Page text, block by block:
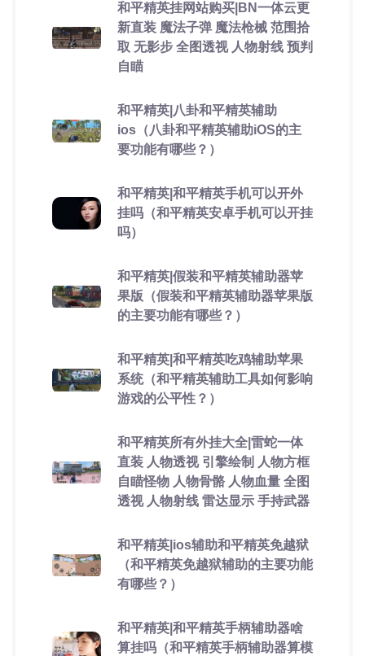
和平精英挂网站购买|BN一体云更
新直装 魔法子弹 魔法枪械 范围拾
取 无影步 全图透视 人物射线 预判
自瞄
和平精英|八卦和平精英辅助
ios（八卦和平精英辅助iOS的主
要功能有哪些？）
和平精英|和平精英手机可以开外
挂吗（和平精英安卓手机可以开挂
吗）
和平精英|假装和平精英辅助器苹
果版（假装和平精英辅助器苹果版
的主要功能有哪些？）
和平精英|和平精英吃鸡辅助苹果
系统（和平精英辅助工具如何影响
游戏的公平性？）
和平精英所有外挂大全|雷蛇一体
直装 人物透视 引擎绘制 人物方框
自瞄怪物 人物骨骼 人物血量 全图
透视 人物射线 雷达显示 手持武器
和平精英|ios辅助和平精英免越狱
（和平精英免越狱辅助的主要功能
有哪些？）
和平精英|和平精英手柄辅助器啥
算挂吗（和平精英手柄辅助器算模